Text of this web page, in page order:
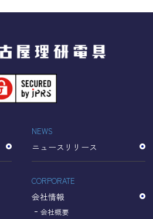
ービスの提供、またユーザビリ
アナリティクスを使用し、当サ
タ収集及び解析を行っておりま
を通じて、Googleがお客様のIPア
る場合がありますが、
情報は個人を特定できるものでは
のプライバシーポリシーにおい
もって、上述の方法・目的にお
が行うデータ処理に関し、お客様
ポリシー】
privacy?hl=ja
technologies/partner-sites?
NEWS
ニュースリリース
CORPORATE
会社情報
会社概要